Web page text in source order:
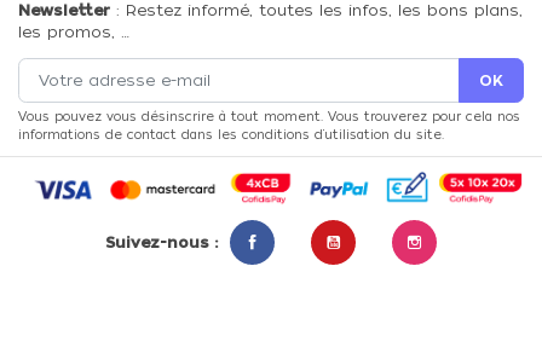
Newsletter : Restez informé, toutes les infos, les bons plans,
les promos, …
Vous pouvez vous désinscrire à tout moment. Vous trouverez pour cela nos
informations de contact dans les conditions d'utilisation du site.
Suivez-nous :
FacebookYouTubeInstagram